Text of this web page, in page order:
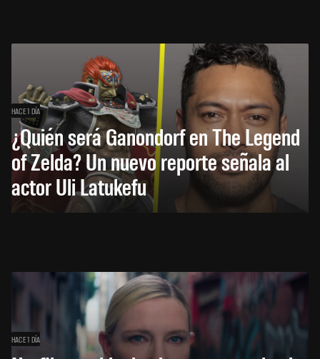
HACE 1 DÍA
¿Quién será Ganondorf en The Legend
of Zelda? Un nuevo reporte señala al
actor Uli Latukefu
HACE 1 DÍA